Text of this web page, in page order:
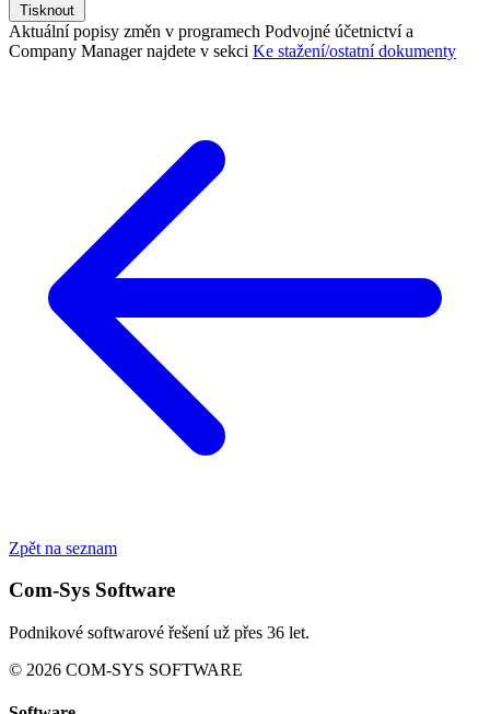
Tisknout
Aktuální popisy změn v programech Podvojné účetnictví a
Company Manager najdete v sekci Ke stažení/ostatní dokumenty
Zpět na seznam
Com-Sys Software
Podnikové softwarové řešení už přes 36 let.
© 2026 COM-SYS SOFTWARE